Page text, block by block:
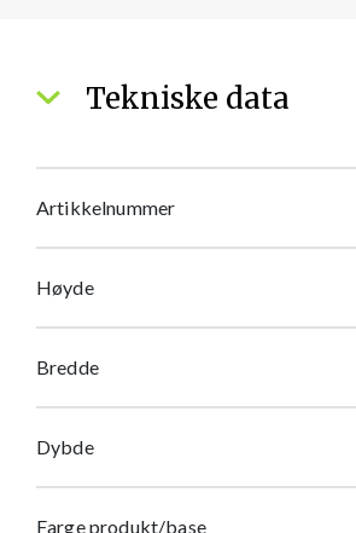
Tekniske data
Artikkelnummer
Høyde
Bredde
Dybde
Farge produkt/base